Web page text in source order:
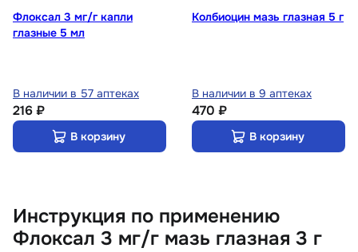
Флоксал 3 мг/г капли
глазные 5 мл
В наличии в 57 аптеках
216 ₽
В корзину
Колбиоцин мазь глазная 5 г
В наличии в 9 аптеках
470 ₽
В корзину
Инструкция по применению
Флоксал 3 мг/г мазь глазная 3 г